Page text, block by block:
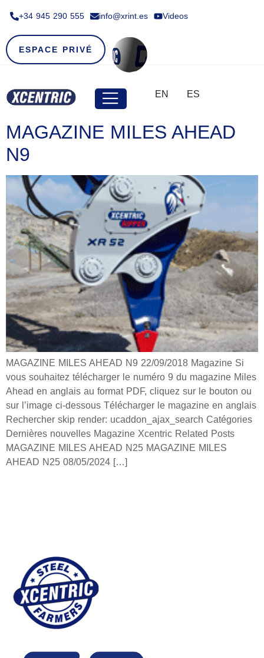
+34 945 290 555​ info@xrint.es Videos
ESPACE PRIVÉ
EN ES
MAGAZINE MILES AHEAD
N9
MAGAZINE MILES AHEAD N9 22/09/2018 Magazine Si
vous souhaitez télécharger le numéro 9 du magazine Miles
Ahead en anglais au format PDF, cliquez sur le bouton ou
sur l’image ci-dessous Télécharger le magazine en anglais
Rechercher skip render: ucaddon_ajax_search Catégories
Dernières nouvelles Magazine Xcentric Related Posts
MAGAZINE MILES AHEAD N25 MAGAZINE MILES
AHEAD N25 08/05/2024 […]